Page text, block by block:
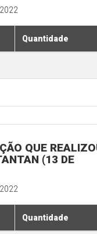
Quantidade
QUE
(13 DE
Quantidade